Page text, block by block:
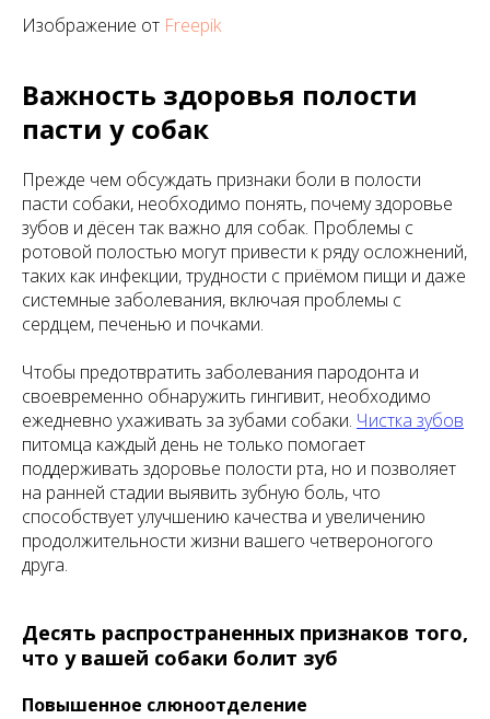
Изображение от Freepik
Важность здоровья полости
пасти у собак
Прежде чем обсуждать признаки боли в полости
пасти собаки, необходимо понять, почему здоровье
зубов и дёсен так важно для собак. Проблемы с
ротовой полостью могут привести к ряду осложнений,
таких как инфекции, трудности с приёмом пищи и даже
системные заболевания, включая проблемы с
сердцем, печенью и почками.
Чтобы предотвратить заболевания пародонта и
своевременно обнаружить гингивит, необходимо
ежедневно ухаживать за зубами собаки. Чистка зубов
питомца каждый день не только помогает
поддерживать здоровье полости рта, но и позволяет
на ранней стадии выявить зубную боль, что
способствует улучшению качества и увеличению
продолжительности жизни вашего четвероногого
друга.
Десять распространенных признаков того,
что у вашей собаки болит зуб
Повышенное слюноотделение